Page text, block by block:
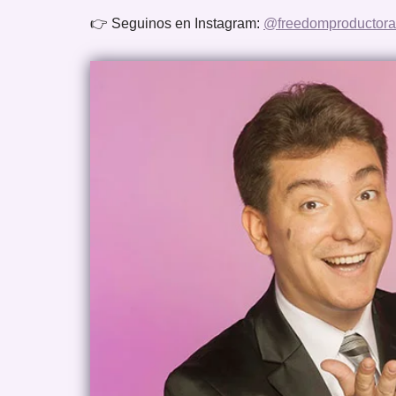
👉 Seguinos en Instagram: @freedomproductora